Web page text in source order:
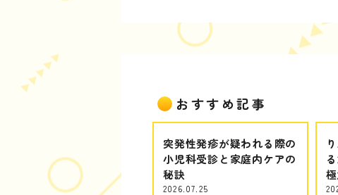
おすすめ記事
突発性発疹が疑われる際の
小児科受診と家庭内ケアの
秘訣
2026.07.25